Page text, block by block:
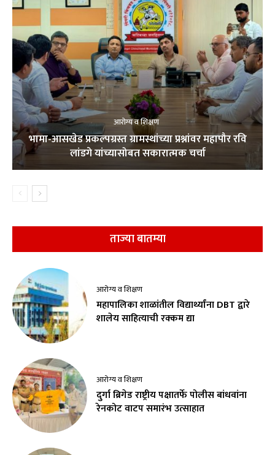
आरोग्य व शिक्षण
भामा-आसखेड प्रकल्पग्रस्त ग्रामस्थांच्या प्रश्नांवर महापौर रवि
लांडगे यांच्यासोबत सकारात्मक चर्चा
ताज्या बातम्या
आरोग्य व शिक्षण
महापालिका शाळांतील विद्यार्थ्यांना DBT द्वारे
शालेय साहित्याची रक्कम द्या
आरोग्य व शिक्षण
दुर्गा ब्रिगेड राष्ट्रीय पक्षातर्फे पोलीस बांधवांना
रेनकोट वाटप समारंभ उत्साहात